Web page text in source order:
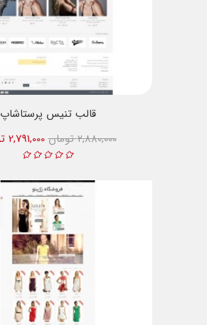
قالب تنیس پرستاشاپ
2,791,000 تومان
2,880,000 تومان